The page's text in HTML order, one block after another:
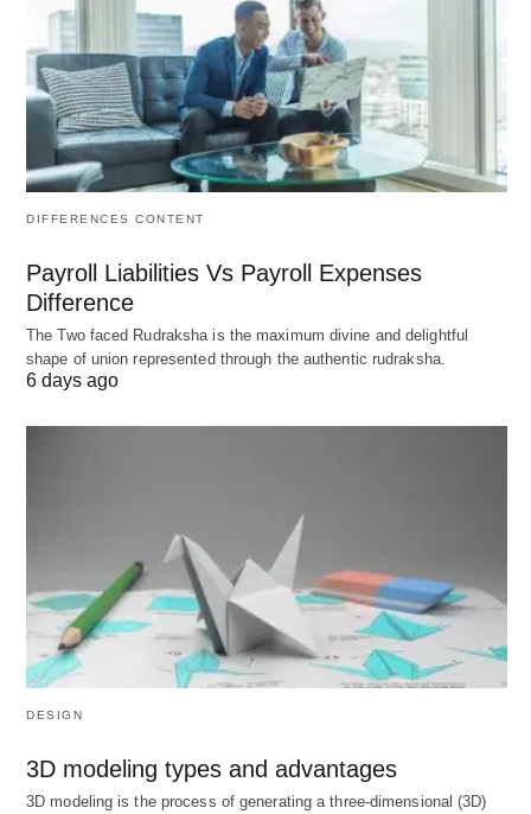
ये उपकरण प्रबंधक को यह निर्धारित करने में मदद करते हैं कि
कौन से स्रोत फंड की सबसे कम लागत की पेशकश करते हैं और
कौन सी गतिविधियां निवेशित पूंजी पर सबसे बड़ा रिटर्न प्रदान
करेगी। वित्तीय प्रबंधन कॉर्पोरेट वित्तीय अधिकारियों के लिए सबसे
बड़ी चिंता का क्षेत्र है और इस दृष्टिकोण का प्रमुख जोर होगा जो
हम वित्त का अध्ययन करने में उपयोग करेंगे।
DIFFERENCES CONTENT
Payroll Liabilities Vs Payroll Expenses
Difference
The Two faced Rudraksha is the maximum divine and delightful
shape of union represented through the authentic rudraksha.
6 days ago
DESIGN
3D modeling types and advantages
3D modeling is the process of generating a three-dimensional (3D)